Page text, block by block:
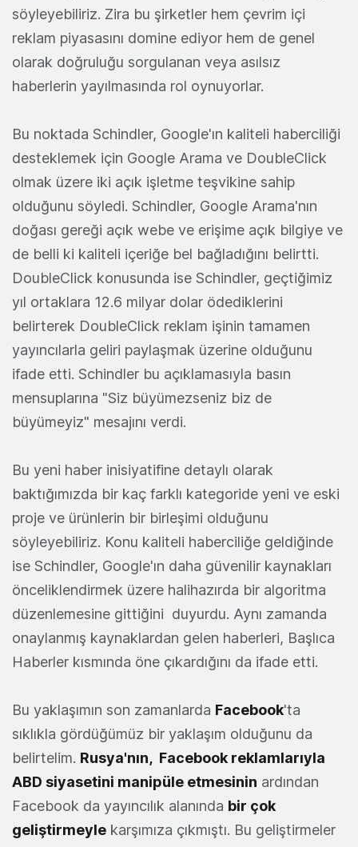
söyleyebiliriz. Zira bu şirketler hem çevrim içi
reklam piyasasını domine ediyor hem de genel
olarak doğruluğu sorgulanan veya asılsız
haberlerin yayılmasında rol oynuyorlar.
Bu noktada Schindler, Google'ın kaliteli haberciliği
desteklemek için Google Arama ve DoubleClick
olmak üzere iki açık işletme teşvikine sahip
olduğunu söyledi. Schindler, Google Arama'nın
doğası gereği açık webe ve erişime açık bilgiye ve
de belli ki kaliteli içeriğe bel bağladığını belirtti.
DoubleClick konusunda ise Schindler, geçtiğimiz
yıl ortaklara 12.6 milyar dolar ödediklerini
belirterek DoubleClick reklam işinin tamamen
yayıncılarla geliri paylaşmak üzerine olduğunu
ifade etti. Schindler bu açıklamasıyla basın
mensuplarına "Siz büyümezseniz biz de
büyümeyiz" mesajını verdi.
Bu yeni haber inisiyatifine detaylı olarak
baktığımızda bir kaç farklı kategoride yeni ve eski
proje ve ürünlerin bir birleşimi olduğunu
söyleyebiliriz. Konu kaliteli haberciliğe geldiğinde
ise Schindler, Google'ın daha güvenilir kaynakları
önceliklendirmek üzere halihazırda bir algoritma
düzenlemesine gittiğini duyurdu. Aynı zamanda
onaylanmış kaynaklardan gelen haberleri, Başlıca
Haberler kısmında öne çıkardığını da ifade etti.
Bu yaklaşımın son zamanlarda Facebook'ta
sıklıkla gördüğümüz bir yaklaşım olduğunu da
belirtelim. Rusya'nın, Facebook reklamlarıyla
ABD siyasetini manipüle etmesinin ardından
Facebook da yayıncılık alanında bir çok
geliştirmeyle karşımıza çıkmıştı. Bu geliştirmeler